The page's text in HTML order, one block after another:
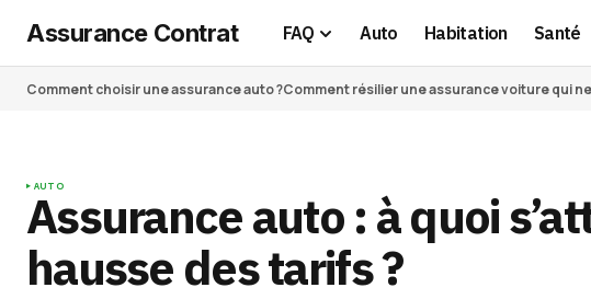
Assurance Contrat FAQ Auto Habitation Santé
Comment choisir une assurance auto ?Comment résilier une assurance voiture qui
AUTO
Assurance auto : à quoi
hausse des tarifs ?